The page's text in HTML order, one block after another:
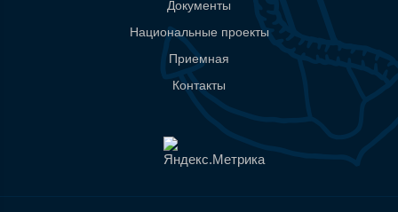
Документы
Национальные проекты
Приемная
Контакты